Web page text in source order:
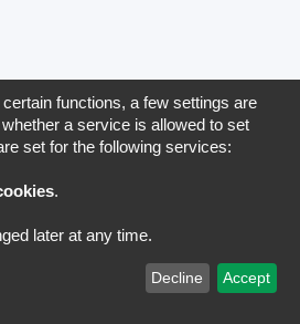
functions, a few settings are
a service is allowed to set
set for the following services:
.
later at any time.
Decline Accept